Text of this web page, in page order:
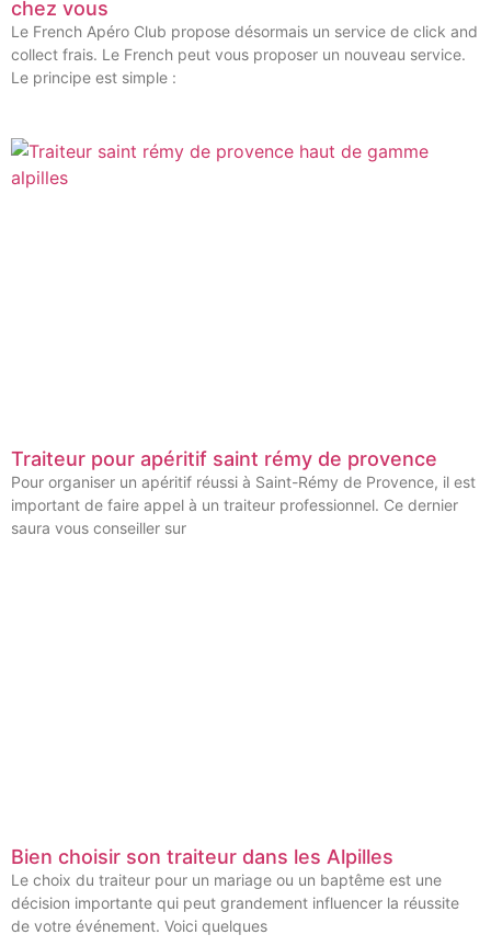
chez vous
Le French Apéro Club propose désormais un service de click and
collect frais. Le French peut vous proposer un nouveau service.
Le principe est simple :
Traiteur pour apéritif saint rémy de provence
Pour organiser un apéritif réussi à Saint-Rémy de Provence, il est
important de faire appel à un traiteur professionnel. Ce dernier
saura vous conseiller sur
Bien choisir son traiteur dans les Alpilles
Le choix du traiteur pour un mariage ou un baptême est une
décision importante qui peut grandement influencer la réussite
de votre événement. Voici quelques